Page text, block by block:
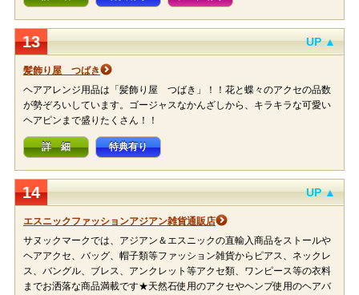
13 UP ▲
髪飾り屋 つばき
ヘアアレンジ用品は「髪飾り屋 つばき」！！花と蝶々のアクセの品数
が勢ぞろいしています。ゴージャスなかんざしから、キラキラな可愛い
ヘアピンまで盛りたくさん！！
詳 細 特典有り
14 UP ▲
エスニックファッションアジアン雑貨通販店
サヌックマークでは、アジアン＆エスニックの直輸入商品をストールや
ヘアアクセ、バッグ、帽子類等ファッション雑貨からピアス、ネックレ
ス、バングル、ブレス、アンクレット等アクセ類、ワンピース等の衣料
までお洒落な商品満載です★天然石使用のアクセやヘンプ使用のヘアバ